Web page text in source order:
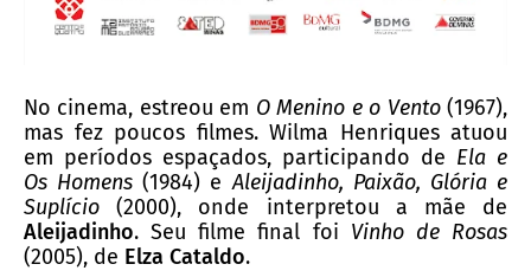
No cinema, estreou em O Menino e o Vento(1967),
mas fez poucos filmes. Wilma Henriques atuou
em períodos espaçados, participando de Ela e
Os Homens (1984) eAleijadinho, Paixão, Glória e
Suplício (2000), onde interpretou a mãe de
Aleijadinho. Seu filme final foi Vinho de Rosas
(2005), de Elza Cataldo.